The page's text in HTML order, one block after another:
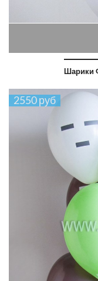
Шарики
2550 руб